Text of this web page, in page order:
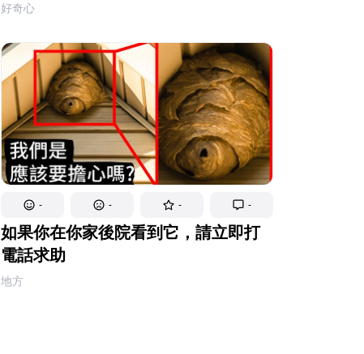
好奇心
- - - -
如果你在你家後院看到它，請立即打
電話求助
地方